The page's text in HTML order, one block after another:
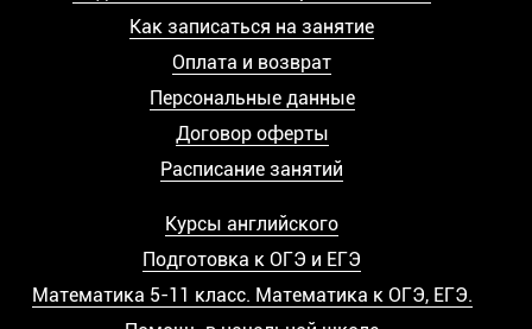
Как записаться на занятие
Оплата и возврат
Персональные данные
Договор оферты
Расписание занятий
Курсы английского
Подготовка к ОГЭ и ЕГЭ
Математика 5-11 класс. Математика к ОГЭ, ЕГЭ.